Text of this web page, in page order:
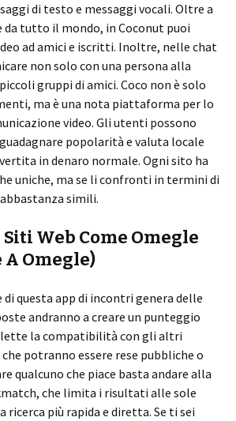
di testo e messaggi vocali. Oltre a
da tutto il mondo, in Coconut puoi
ad amici e iscritti. Inoltre, nelle chat
non solo con una persona alla
gruppi di amici. Coco non è solo
ma è una nota piattaforma per lo
video. Gli utenti possono
popolarità e valuta locale
in denaro normale. Ogni sito ha
uniche, ma se li confronti in termini di
simili.
Web Come Omegle
Omegle)
questa app di incontri genera delle
andranno a creare un punteggio
la compatibilità con gli altri
potranno essere rese pubbliche o
qualcuno che piace basta andare alla
che limita i risultati alle sole
ricerca più rapida e diretta. Se ti sei